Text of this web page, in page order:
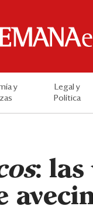
y
Legal y
Política
: las